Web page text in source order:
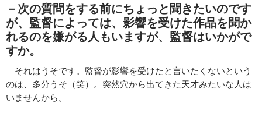
－次の質問をする前にちょっと聞きたいのです
が、監督によっては、影響を受けた作品を聞か
れるのを嫌がる人もいますが、監督はいかがで
すか。
それはうそです。監督が影響を受けたと言いたくないという
のは、多分うそ（笑）。突然穴から出てきた天才みたいな人は
いませんから。